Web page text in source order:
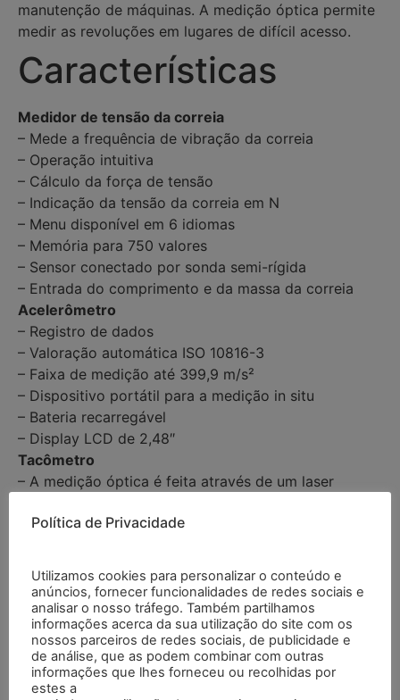
manutenção de máquinas. A medição óptica permite
medir as revoluções em lugares de difícil acesso.
Características
Medidor de tensão da correia
– Mede a frequência de vibração da correia
– Operação intuitiva
– Cálculo da força de tensão
– Indicação da tensão da correia em N
– Menu disponível em 6 idiomas
– Memória para 750 valores
– Sensor conectado por sonda semi-rígida
– Entrada do comprimento e da massa da correia
Acelerômetro
– Registro de dados
– Valoração automática ISO 10816-3
– Faixa de medição até 399,9 m/s²
– Dispositivo portátil para a medição in situ
– Bateria recarregável
– Display LCD de 2,48″
Tacômetro
– A medição óptica é feita através de um laser
em m/min
– Inclui diferentes tipos de ponta emborrachada
(forma cônica e circular)
– Verificação das revoluções em lugares de difícil
acesso
– Mede em ambos os sentidos de rotação
– Mede também m/min
Política de Privacidade
Utilizamos cookies para personalizar o conteúdo e
anúncios, fornecer funcionalidades de redes sociais e
analisar o nosso tráfego. Também partilhamos
informações acerca da sua utilização do site com os
nossos parceiros de redes sociais, de publicidade e
de análise, que as podem combinar com outras
informações que lhes forneceu ou recolhidas por
estes a